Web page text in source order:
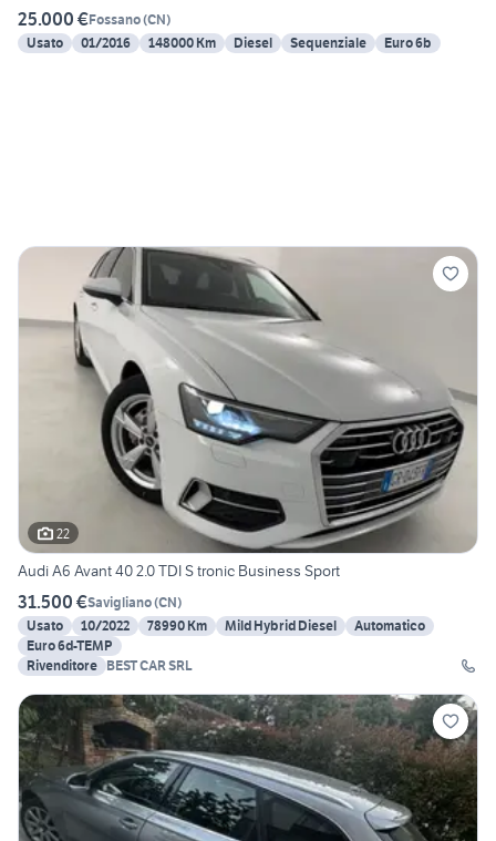
25.000 €Fossano(CN)
Usato
01/2016 148000 Km Diesel Sequenziale Euro 6b
22
Audi A6 Avant 40 2.0 TDI S tronic Business Sport
31.500 €Savigliano(CN)
Usato
10/2022 78990 Km Mild Hybrid Diesel
Automatico
Euro 6d-TEMP
Rivenditore BEST CAR SRL